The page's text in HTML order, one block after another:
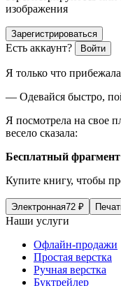
изображения
Зарегистрироваться
Есть аккаунт? Войти
Я только что
— Одевайся быстро,
Я посмотрела на свое
весело сказала:
Бесплатный фрагмент
Купите книгу, чтобы
Электронная72 ₽
Наши услуги
Офлайн-продажи
Простая верстка
Ручная верстка
Буктрейлер